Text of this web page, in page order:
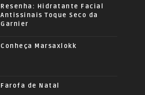
Resenha: Hidratante Facial
Antissinais Toque Seco da
Garnier
Conheça Marsaxlokk
Farofa de Natal